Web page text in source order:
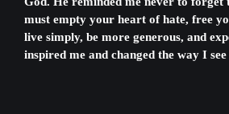
must empty your heart of hate, free
live simply, be more generous, and
inspired me and changed the way I